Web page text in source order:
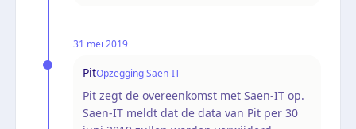
31 mei 2019
PitOpzegging Saen-IT
Pit zegt de overeenkomst met Saen-IT op.
Saen-IT meldt dat de data van Pit per 30